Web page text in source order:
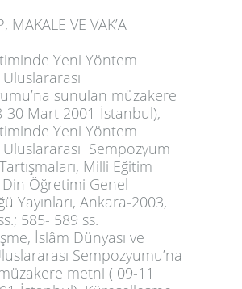
VE VAK’A
Yeni Yöntem
Uluslararası
sunulan müzakere
30 Mart 2001-İstanbul),
Yeni Yöntem
Uluslararası Sempozyum
Milli Eğitim
Din Öğretimi Genel
Yayınları, Ankara-2003,
585- 589 ss.
İslâm Dünyası ve
Sempozyumu’na
metni ( 09-11